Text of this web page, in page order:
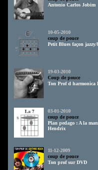
Antonio Carlos Jobim
10-05-2010
coup de pouce
Petit Blues façon jazzy/
19-03-2010
Coup de pouce
Ton Prof d harmonica
03-01-2010
coup de pouce
Plan pedago : A la
Hendrix
11-12-2009
coup de pouce
Ton prof sur DVD